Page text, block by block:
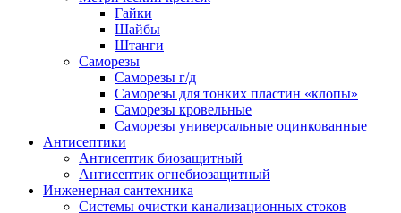
Гайки
Шайбы
Штанги
Саморезы
Саморезы г/д
Саморезы для тонких пластин «клопы»
Саморезы кровельные
Саморезы универсальные оцинкованные
Антисептики
Антисептик биозащитный
Антисептик огнебиозащитный
Инженерная сантехника
Системы очистки канализационных стоков